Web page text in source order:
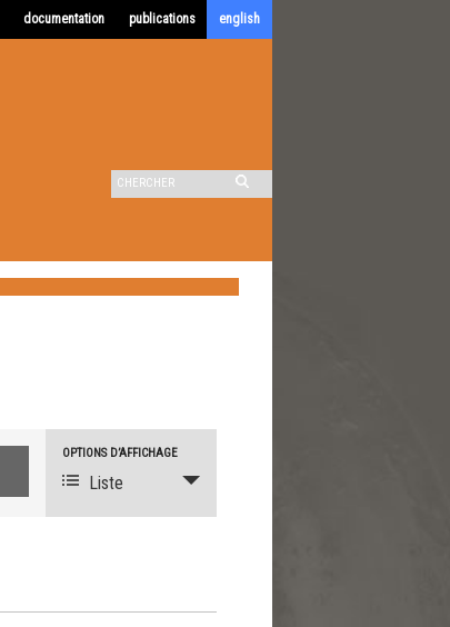
documentation publications english
Navigation
OPTIONS D’AFFICHAGE
Liste